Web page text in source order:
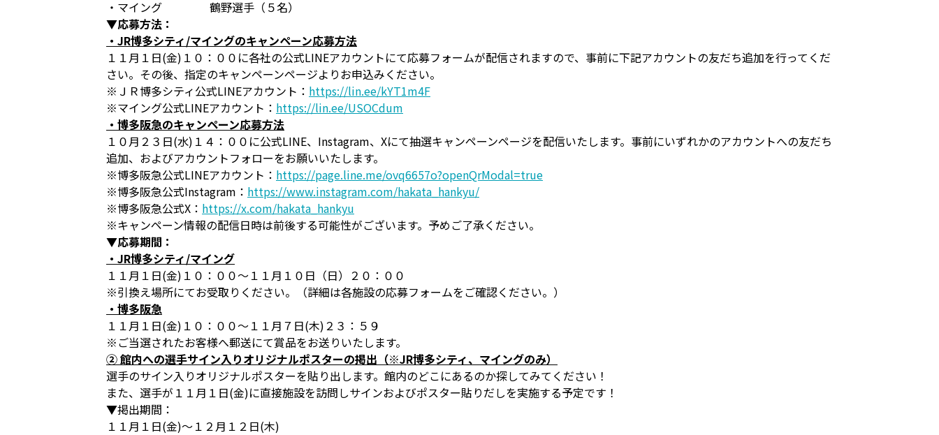
・マイング 鶴野選手（５名）
▼応募方法：
・JR博多シティ/マイングのキャンペーン応募方法
１１月１日(金)１０：００に各社の公式LINEアカウントにて応募フォームが配信されますので、事前に下記アカウントの友だち追加を行ってくだ
さい。その後、指定のキャンペーンページよりお申込みください。
※ＪＲ博多シティ公式LINEアカウント： https://lin.ee/kYT1m4F
※マイング公式LINEアカウント： https://lin.ee/USOCdum
・博多阪急のキャンペーン応募方法
１０月２３日(水)１４：００に公式LINE、Instagram、Xにて抽選キャンペーンページを配信いたします。事前にいずれかのアカウントへの友だち
追加、およびアカウントフォローをお願いいたします。
※博多阪急公式LINEアカウント： https://page.line.me/ovq6657o?openQrModal=true
※博多阪急公式Instagram： https://www.instagram.com/hakata_hankyu/
※博多阪急公式X： https://x.com/hakata_hankyu
※キャンペーン情報の配信日時は前後する可能性がございます。予めご了承ください。
▼応募期間：
・JR博多シティ/マイング
１１月１日(金)１０：００～１１月１０日（日）２０：００
※引換え場所にてお受取りください。（詳細は各施設の応募フォームをご確認ください。）
・博多阪急
１１月１日(金)１０：００～１１月７日(木)２３：５９
※ご当選されたお客様へ郵送にて賞品をお送りいたします。
② 館内への選手サイン入りオリジナルポスターの掲出（※JR博多シティ、マイングのみ）
選手のサイン入りオリジナルポスターを貼り出します。館内のどこにあるのか探してみてください！
また、選手が１１月１日(金)に直接施設を訪問しサインおよびポスター貼りだしを実施する予定です！
▼掲出期間：
１１月１日(金)～１２月１２日(木)